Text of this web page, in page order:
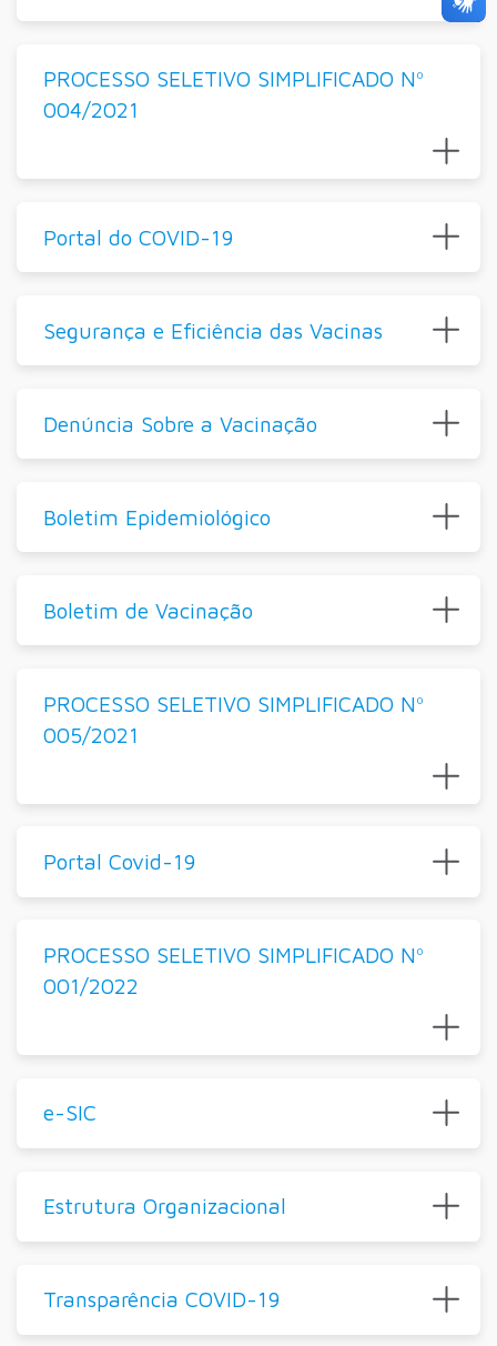
PROCESSO SELETIVO SIMPLIFICADO Nº
004/2021
Portal do COVID-19
Segurança e Eficiência das Vacinas
Denúncia Sobre a Vacinação
Boletim Epidemiológico
Boletim de Vacinação
PROCESSO SELETIVO SIMPLIFICADO Nº
005/2021
Portal Covid-19
PROCESSO SELETIVO SIMPLIFICADO Nº
001/2022
e-SIC
Estrutura Organizacional
Transparência COVID-19